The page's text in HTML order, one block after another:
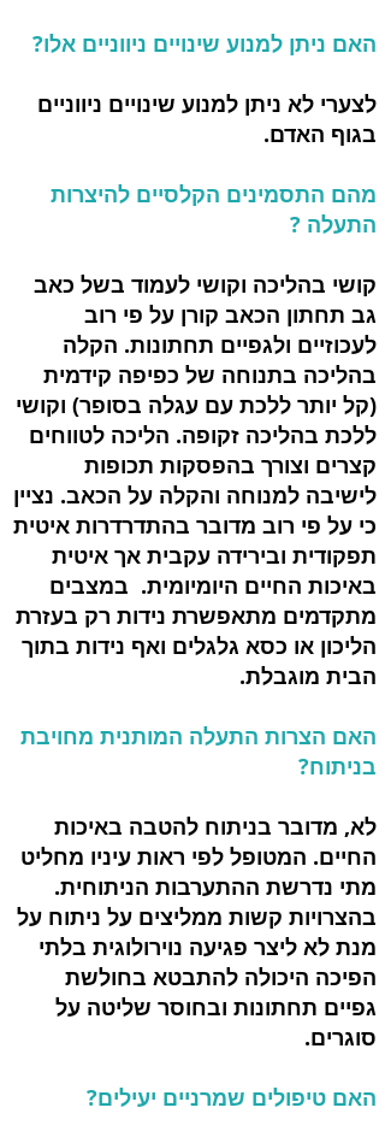
האם ניתן למנוע שינויים ניווניים אלו?
לצערי לא ניתן למנוע שינויים ניווניים
בגוף האדם.
מהם התסמינים הקלסיים להיצרות
התעלה ?
קושי בהליכה וקושי לעמוד בשל כאב
גב תחתון הכאב קורן על פי רוב
לעכוזיים ולגפיים תחתונות. הקלה
בהליכה בתנוחה של כפיפה קידמית
(קל יותר ללכת עם עגלה בסופר) וקושי
ללכת בהליכה זקופה. הליכה לטווחים
קצרים וצורך בהפסקות תכופות
לישיבה למנוחה והקלה על הכאב. נציין
כי על פי רוב מדובר בהתדרדרות איטית
תפקודית ובירידה עקבית אך איטית
באיכות החיים היומיומית. במצבים
מתקדמים מתאפשרת נידות רק בעזרת
הליכון או כסא גלגלים ואף נידות בתוך
הבית מוגבלת.
האם הצרות התעלה המותנית מחויבת
בניתוח?
לא, מדובר בניתוח להטבה באיכות
החיים. המטופל לפי ראות עיניו מחליט
מתי נדרשת ההתערבות הניתוחית.
בהצרויות קשות ממליצים על ניתוח על
מנת לא ליצר פגיעה נוירולוגית בלתי
הפיכה היכולה להתבטא בחולשת
גפיים תחתונות ובחוסר שליטה על
סוגרים.
האם טיפולים שמרניים יעילים?